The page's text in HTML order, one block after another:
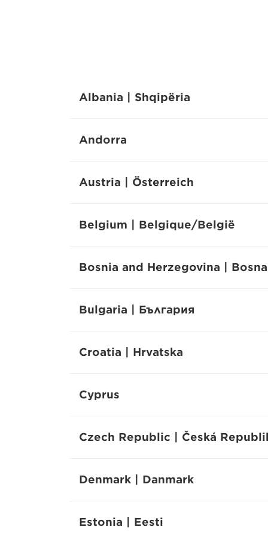
Albania | Shqipëria
Andorra
Austria | Österreich
Belgium | Belgique/België
Bosnia and Herzegovina |
Bulgaria | България
Croatia | Hrvatska
Cyprus
Czech Republic | Česká
Denmark | Danmark
Estonia | Eesti